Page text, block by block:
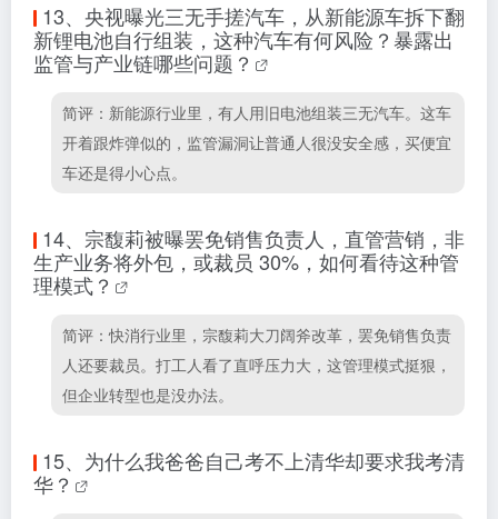
13、 央视曝光三无手搓汽车，从新能源车拆下翻
新锂电池自行组装，这种汽车有何风险？暴露出
监管与产业链哪些问题？
简评：新能源行业里，有人用旧电池组装三无汽车。这车
开着跟炸弹似的，监管漏洞让普通人很没安全感，买便宜
车还是得小心点。
14、 宗馥莉被曝罢免销售负责人，直管营销，非
生产业务将外包，或裁员 30%，如何看待这种管
理模式？
简评：快消行业里，宗馥莉大刀阔斧改革，罢免销售负责
人还要裁员。打工人看了直呼压力大，这管理模式挺狠，
但企业转型也是没办法。
15、 为什么我爸爸自己考不上清华却要求我考清
华？